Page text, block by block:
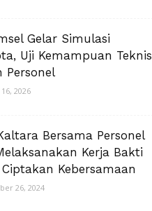
Gelar Simulasi
Uji Kemampuan Teknis
Personel
2026
Bersama Personel
Kerja Bakti
Kebersamaan
26, 2024